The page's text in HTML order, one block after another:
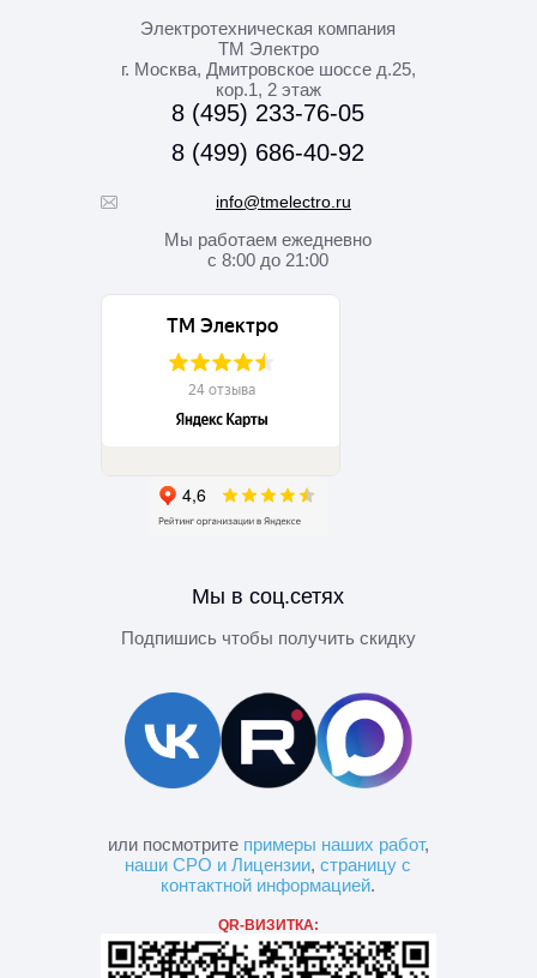
Электротехническая компания
ТМ Электро
г. Москва, Дмитровское шоссе д.25,
кор.1, 2 этаж
8 (495) 233-76-05
8 (499) 686-40-92
info@tmelectro.ru
Мы работаемежедневно
с 8:00 до 21:00
Мы в соц.сетях
Подпишись чтобы получить скидку
или посмотрите примеры наших работ,
наши СРО и Лицензии,страницу с
контактной информацией.
QR-ВИЗИТКА: